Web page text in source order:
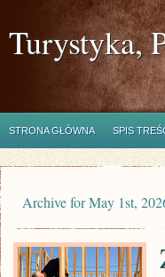
Turystyka,
STRONA GŁÓWNA SPIS
Archive for May 1st,